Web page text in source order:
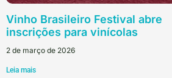
Vinho Brasileiro Festival abre
inscrições para vinícolas
2 de março de 2026
Leia mais